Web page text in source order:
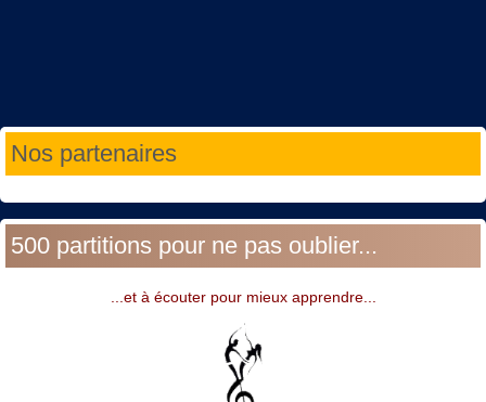
Nos partenaires
500 partitions pour ne pas oublier...
...et à écouter pour mieux apprendre...
Année
précédente
Mois
précédent
Année
suivante
Mois
suivant